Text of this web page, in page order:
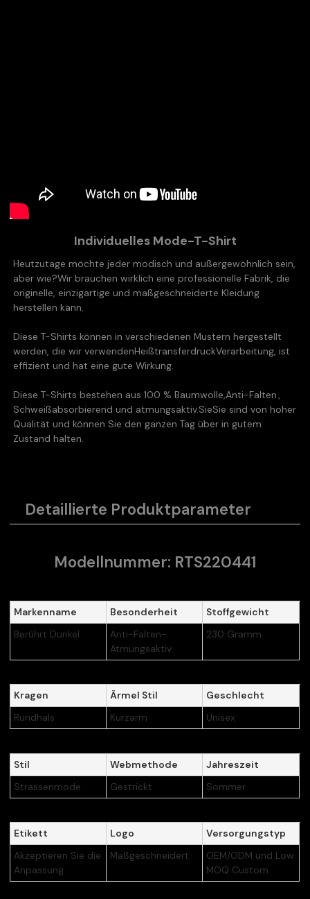
Individuelles Mode-T-Shirt
Heutzutage möchte jeder modisch und außergewöhnlich sein,
aber wie?Wir brauchen wirklich eine professionelle Fabrik, die
originelle, einzigartige und maßgeschneiderte Kleidung
herstellen kann.
Diese T-Shirts können in verschiedenen Mustern hergestellt
werden, die wir verwendenHeißtransferdruckVerarbeitung, ist
effizient und hat eine gute Wirkung.
Diese T-Shirts bestehen aus 100 % Baumwolle,Anti-Falten、
Schweißabsorbierend und atmungsaktiv.SieSie sind von hoher
Qualität und können Sie den ganzen Tag über in gutem
Zustand halten.
Detaillierte Produktparameter
Modellnummer: RTS220441
Markenname Besonderheit
Stoffgewicht
Berührt Dunkel
Anti-Falten-
Atmungsaktiv
230 Gramm
Kragen Ärmel Stil
Geschlecht
Rundhals
Kurzarm Unisex
Stil Webmethode
Jahreszeit
Strassenmode
Gestrickt Sommer
Etikett Logo
Versorgungstyp
Akzeptieren Sie die
Anpassung
Maßgeschneidert
OEM/ODM und Low
MOQ Custom